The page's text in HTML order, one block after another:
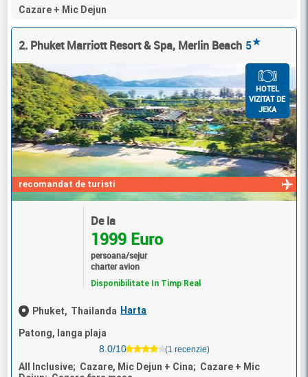
Cazare + Mic Dejun
2. Phuket Marriott Resort & Spa, Merlin Beach 5★
recomandat de turisti
HOTEL
VIZITAT DE
JEKA
De la
1999 Euro
persoana/sejur
charter avion
Disponibilitate In Timp Real
Phuket, Thailanda Harta
Patong, langa plaja
8.0/10
(1 recenzie)
All Inclusive; Cazare, Mic Dejun + Cina; Cazare + Mic